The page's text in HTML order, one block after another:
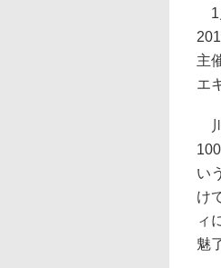
1
主
エ
い
け
ィ
魅